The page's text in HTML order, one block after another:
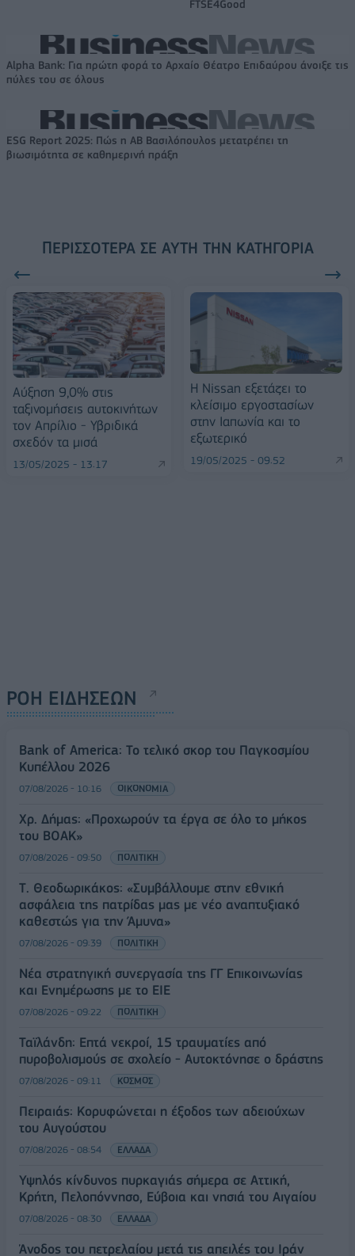
FTSE4Good
Alpha Bank: Για πρώτη φορά το Αρχαίο Θέατρο Επιδαύρου άνοιξε τις
πύλες του σε όλους
ESG Report 2025: Πώς η ΑΒ Βασιλόπουλος μετατρέπει τη
βιωσιμότητα σε καθημερινή πράξη
ΠΕΡΙΣΣΌΤΕΡΑ ΣΕ ΑΥΤΉ ΤΗΝ ΚΑΤΗΓΟΡΊΑ
Αύξηση 9,0% στις
ταξινομήσεις αυτοκινήτων
τον Απρίλιο - Υβριδικά
σχεδόν τα μισά
13/05/2025 - 13:17
Η Nissan εξετάζει το
κλείσιμο εργοστασίων
στην Ιαπωνία και το
εξωτερικό
19/05/2025 - 09:52
ΡΟΗ ΕΙΔΗΣΕΩΝ
Bank of America: Το τελικό σκορ του Παγκοσμίου
Κυπέλλου 2026
07/08/2026 - 10:16 ΟΙΚΟΝΟΜΙΑ
Χρ. Δήμας: «Προχωρούν τα έργα σε όλο το μήκος
του ΒΟΑΚ»
07/08/2026 - 09:50 ΠΟΛΙΤΙΚΗ
Τ. Θεοδωρικάκος: «Συμβάλλουμε στην εθνική
ασφάλεια της πατρίδας μας με νέο αναπτυξιακό
καθεστώς για την Άμυνα»
07/08/2026 - 09:39 ΠΟΛΙΤΙΚΗ
Νέα στρατηγική συνεργασία της ΓΓ Επικοινωνίας
και Ενημέρωσης με το ΕΙΕ
07/08/2026 - 09:22 ΠΟΛΙΤΙΚΗ
Ταϊλάνδη: Επτά νεκροί, 15 τραυματίες από
πυροβολισμούς σε σχολείο - Αυτοκτόνησε ο δράστης
07/08/2026 - 09:11 ΚΟΣΜΟΣ
Πειραιάς: Κορυφώνεται η έξοδος των αδειούχων
του Αυγούστου
07/08/2026 - 08:54 ΕΛΛΑΔΑ
Υψηλός κίνδυνος πυρκαγιάς σήμερα σε Αττική,
Κρήτη, Πελοπόννησο, Εύβοια και νησιά του Αιγαίου
07/08/2026 - 08:30 ΕΛΛΑΔΑ
Άνοδος του πετρελαίου μετά τις απειλές του Ιράν